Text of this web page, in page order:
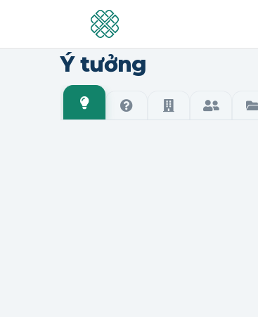
Ý tưởng
Ý tưởng Hỏi đáp Tổ chức Cá nhân